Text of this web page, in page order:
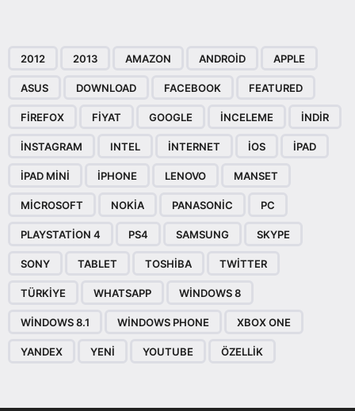
2012 2013 AMAZON ANDROID APPLE
ASUS DOWNLOAD FACEBOOK FEATURED
FIREFOX FIYAT GOOGLE INCELEME INDIR
INSTAGRAM INTEL INTERNET IOS IPAD
IPAD MINI IPHONE LENOVO MANSET
MICROSOFT NOKIA PANASONIC PC
PLAYSTATION 4 PS4 SAMSUNG SKYPE
SONY TABLET TOSHIBA TWITTER
TÜRKIYE WHATSAPP WINDOWS 8
WINDOWS 8.1 WINDOWS PHONE XBOX ONE
YANDEX YENI YOUTUBE ÖZELLIK